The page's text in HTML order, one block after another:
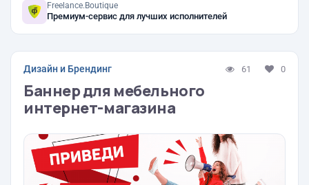
Freelance.Boutique
Премиум-сервис для лучших исполнителей
Дизайн и Брендинг 61 0
Баннер для мебельного
интернет-магазина